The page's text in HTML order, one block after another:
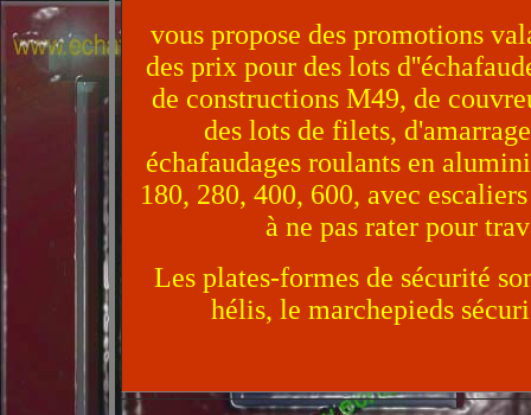
vous propose des promotions
des prix pour des lots
de constructions M49, de
des lots de filets,
échafaudages roulants en
180, 280, 400, 600, avec
à ne pas rater pour
Les plates-formes de sécurité
hélis, le marchepieds